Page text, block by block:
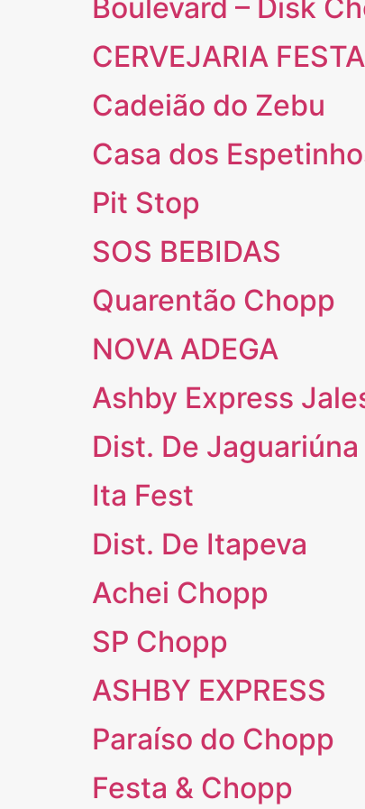
Boulevard – Disk
CERVEJARIA
Cadeião do Zebu
Casa dos
Pit Stop
SOS BEBIDAS
Quarentão Chopp
NOVA ADEGA
Ashby Express
Dist. De Jaguariúna
Ita Fest
Dist. De Itapeva
Achei Chopp
SP Chopp
ASHBY EXPRESS
Paraíso do Chopp
Festa & Chopp